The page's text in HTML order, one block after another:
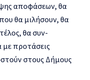
αποφάσεων, θα
θα μιλήσουν, θα
θα συν-
προτάσεις
στους Δήμους